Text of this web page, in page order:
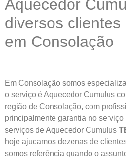
Aquecedor
diversos clientes
em Consolação
Em Consolação somos
o serviço é Aquecedor Cumulus
região de Consolação, com
principalmente garantia no
serviços de Aquecedor Cumulus
hoje ajudamos dezenas de
somos referência quando o